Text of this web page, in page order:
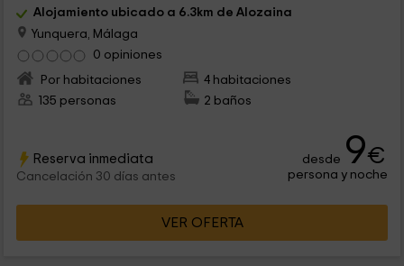
Alojamiento ubicado a 6.3km de Alozaina
Yunquera, Málaga
0 opiniones
Por habitaciones
4 habitaciones
135 personas
2 baños
Reserva inmediata
Cancelación 30 días antes
desde 9€
persona y noche
VER OFERTA